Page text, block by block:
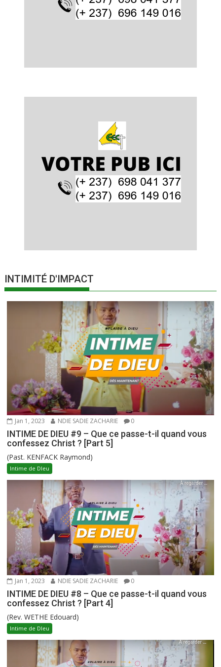
INTIMITÉ D'IMPACT
Jan 1, 2023 NDIE SADIE ZACHARIE 0
INTIME DE DIEU #9 – Que ce passe-t-il quand vous
confessez Christ ? [Part 5]
(Past. KENFACK Raymond)
Intime de DIeu
Jan 1, 2023 NDIE SADIE ZACHARIE 0
INTIME DE DIEU #8 – Que ce passe-t-il quand vous
confessez Christ ? [Part 4]
(Rev. WETHE Edouard)
Intime de DIeu